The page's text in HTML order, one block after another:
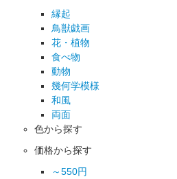
縁起
鳥獣戯画
花・植物
食べ物
動物
幾何学模様
和風
両面
色から探す
価格から探す
～550円